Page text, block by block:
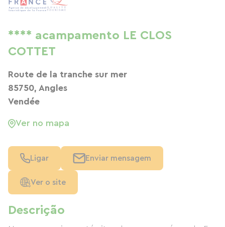
Descrição
**** acampamento LE CLOS
COTTET
Route de la tranche sur mer
85750, Angles
Vendée
Ver no mapa
Ligar Enviar mensagem
Ver o site